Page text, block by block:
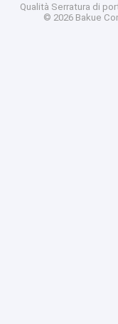
Qualità Serratura di
© 2026 Bakue